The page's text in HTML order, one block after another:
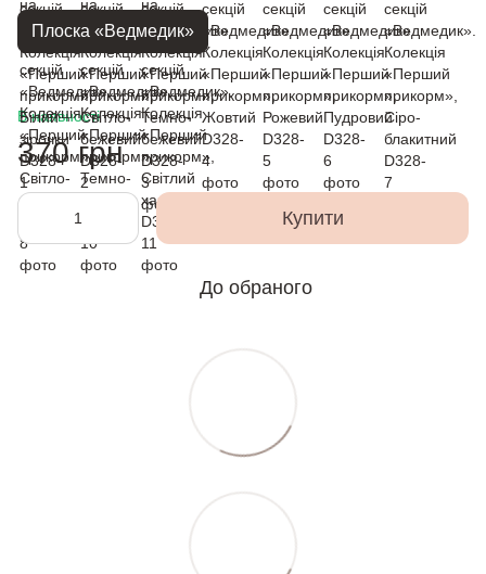
Плоска «Ведмедик»
В наявності
370 грн
Купити
До обраного